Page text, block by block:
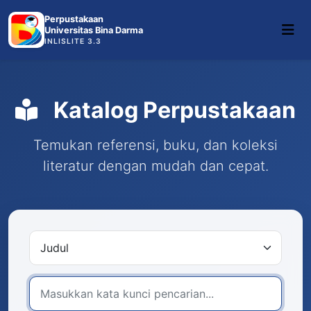
Perpustakaan
Universitas Bina Darma
INLISLITE 3.3
Katalog Perpustakaan
Temukan referensi, buku, dan koleksi
literatur dengan mudah dan cepat.